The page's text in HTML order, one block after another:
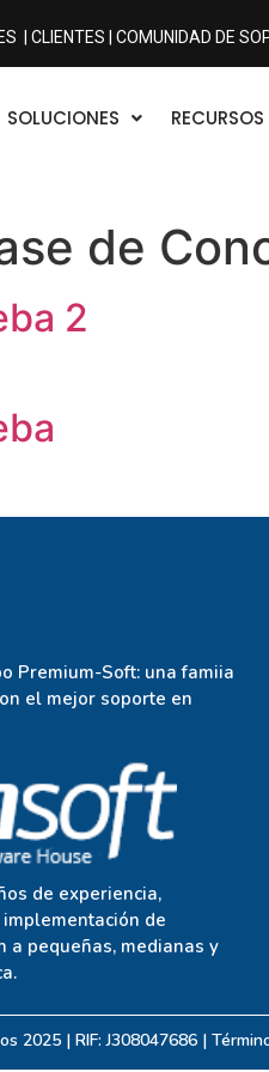
| CLIENTES | COMUNIDAD DE
SOLUCIONES RECURSOS
de
2
Premium-Soft: una famiia
el mejor soporte en
de experiencia,
de
a pequeñas, medianas y
2025 | RIF: J308047686 |